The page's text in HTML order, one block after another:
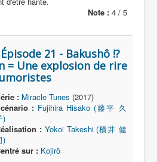
Note : 4 / 5
21 - Bakushô !?
= Une explosion de rire
: Miracle Tunes (2017)
: Fujihira Hisako (藤平 久
)
: Yokoi Takeshi (横井 健
)
sur : Kojirô